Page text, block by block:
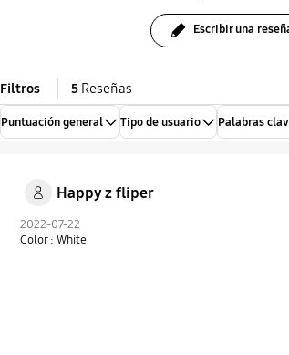
Escribir una
Filtros 5Reseñas
Puntuación general Tipo de usuario Palabras
Happy z fliper
2022-07-22
Color : White